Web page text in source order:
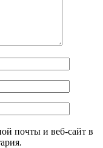
почты и веб-сайт в